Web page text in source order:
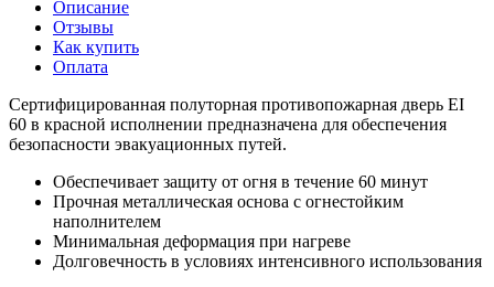
Описание
Отзывы
Как купить
Оплата
Сертифицированная полуторная противопожарная дверь EI
60 в красной исполнении предназначена для обеспечения
безопасности эвакуационных путей.
Обеспечивает защиту от огня в течение 60 минут
Прочная металлическая основа с огнестойким
наполнителем
Минимальная деформация при нагреве
Долговечность в условиях интенсивного использования